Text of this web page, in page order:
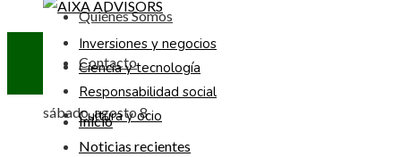
Quiénes Somos
Contacto
sábado, agosto 8
Inversiones y negocios
Ciencia y tecnología
Responsabilidad social
Cultura y ocio
Inicio
Noticias recientes